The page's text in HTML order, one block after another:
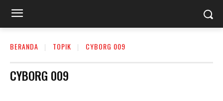
BERANDA TOPIK CYBORG 009
CYBORG 009